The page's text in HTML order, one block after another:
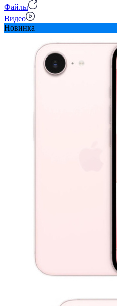
Файлы
Видео
Новинка